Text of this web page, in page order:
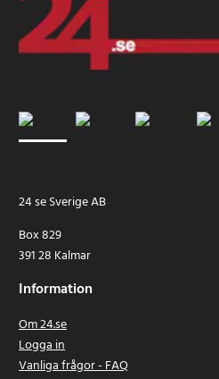
24 se Sverige AB
Box 829
391 28 Kalmar
Information
Om 24.se
Logga in
Vanliga frågor - FAQ